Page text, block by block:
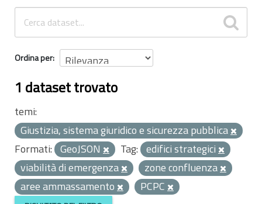
INFORMAZIONI
Ordina per
1 dataset trovato
temi:
Giustizia, sistema giuridico e sicurezza pubblica
Formati: GeoJSON Tag: edifici strategici
viabilità di emergenza
zone confluenza
aree ammassamento
PCPC